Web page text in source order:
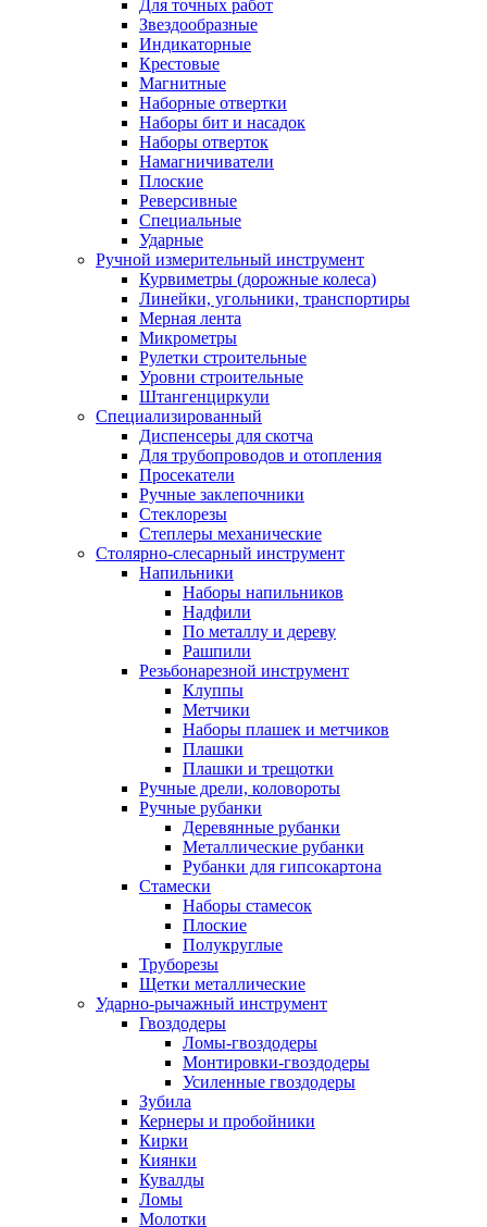
Для точных работ
Звездообразные
Индикаторные
Крестовые
Магнитные
Наборные отвертки
Наборы бит и насадок
Наборы отверток
Намагничиватели
Плоские
Реверсивные
Специальные
Ударные
Ручной измерительный инструмент
Курвиметры (дорожные колеса)
Линейки, угольники, транспортиры
Мерная лента
Микрометры
Рулетки строительные
Уровни строительные
Штангенциркули
Специализированный
Диспенсеры для скотча
Для трубопроводов и отопления
Просекатели
Ручные заклепочники
Стеклорезы
Степлеры механические
Столярно-слесарный инструмент
Напильники
Наборы напильников
Надфили
По металлу и дереву
Рашпили
Резьбонарезной инструмент
Клуппы
Метчики
Наборы плашек и метчиков
Плашки
Плашки и трещотки
Ручные дрели, коловороты
Ручные рубанки
Деревянные рубанки
Металлические рубанки
Рубанки для гипсокартона
Стамески
Наборы стамесок
Плоские
Полукруглые
Труборезы
Щетки металлические
Ударно-рычажный инструмент
Гвоздодеры
Ломы-гвоздодеры
Монтировки-гвоздодеры
Усиленные гвоздодеры
Зубила
Кернеры и пробойники
Кирки
Киянки
Кувалды
Ломы
Молотки